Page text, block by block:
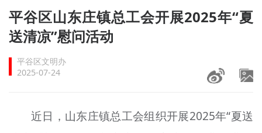
首页
文明创建
文明实践
未成年人思想道德建设
平谷区山东庄镇总工会开展2025年“夏
送清凉”慰问活动
平谷区文明办
2025-07-24
近日，山东庄镇总工会组织开展2025年“夏送